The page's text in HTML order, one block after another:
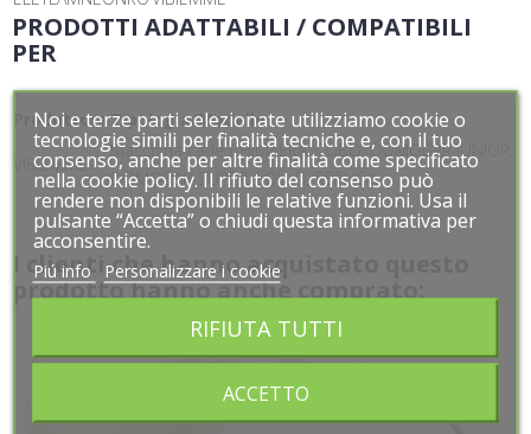
PRODOTTI ADATTABILI / COMPATIBILI
PER
ProduttoreTipologia/Modello
VIBIEMME
Macchina caffè CHIMAERA, CUBO, DOMOBAR JUNIOR,
DOMOBAR-SUPER, LOLLO, REPLICA
I clienti che hanno acquistato questo
prodotto hanno anche comprato:
Noi e terze parti selezionate utilizziamo cookie o
tecnologie simili per finalità tecniche e, con il tuo
consenso, anche per altre finalità come specificato
nella cookie policy. Il rifiuto del consenso può
rendere non disponibili le relative funzioni. Usa il
pulsante “Accetta” o chiudi questa informativa per
acconsentire.
Piú info Personalizzare i cookie
RIFIUTA TUTTI
ACCETTO
Noi e terze parti selezionate utilizziamo cookie o
tecnologie simili per finalità tecniche e, con il tuo
consenso, anche per altre finalità come specificato
nella cookie policy. Il rifiuto del consenso può
rendere non disponibili le relative funzioni. Usa il
pulsante “Accetta” o chiudi questa informativa per
acconsentire.
Piú info Personalizzare i cookie
RIFIUTA TUTTI
ACCETTO